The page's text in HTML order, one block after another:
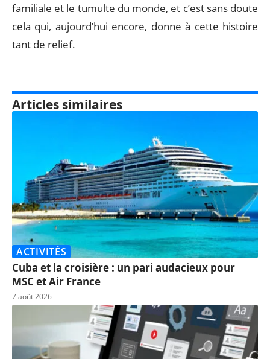
familiale et le tumulte du monde, et c’est sans doute
cela qui, aujourd’hui encore, donne à cette histoire
tant de relief.
Articles similaires
ACTIVITÉS
Cuba et la croisière : un pari audacieux pour
MSC et Air France
7 août 2026